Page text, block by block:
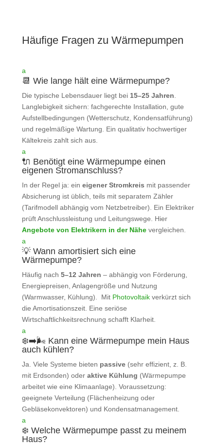
Häufige Fragen zu Wärmepumpen
a
📆 Wie lange hält eine Wärmepumpe?
Die typische Lebensdauer liegt bei 15–25 Jahren.
Langlebigkeit sichern: fachgerechte Installation, gute
Aufstellbedingungen (Wetterschutz, Kondensatführung)
und regelmäßige Wartung. Ein qualitativ hochwertiger
Kältekreis zahlt sich aus.
a
🔌 Benötigt eine Wärmepumpe einen
eigenen Stromanschluss?
In der Regel ja: ein eigener Stromkreis mit passender
Absicherung ist üblich, teils mit separatem Zähler
(Tarifmodell abhängig vom Netzbetreiber). Ein Elektriker
prüft Anschlussleistung und Leitungswege. Hier
Angebote von Elektrikern in der Nähe vergleichen.
a
💡 Wann amortisiert sich eine
Wärmepumpe?
Häufig nach 5–12 Jahren – abhängig von Förderung,
Energiepreisen, Anlagengröße und Nutzung
(Warmwasser, Kühlung). Mit Photovoltaikverkürzt sich
die Amortisationszeit. Eine seriöse
Wirtschaftlichkeitsrechnung schafft Klarheit.
a
❄️➡️🌬️ Kann eine Wärmepumpe mein Haus
auch kühlen?
Ja. Viele Systeme bieten passive(sehr effizient, z. B.
mit Erdsonden) oder aktive Kühlung (Wärmepumpe
arbeitet wie eine Klimaanlage). Voraussetzung:
geeignete Verteilung (Flächenheizung oder
Gebläsekonvektoren) und Kondensatmanagement.
a
❄️ Welche Wärmepumpe passt zu meinem
Haus?